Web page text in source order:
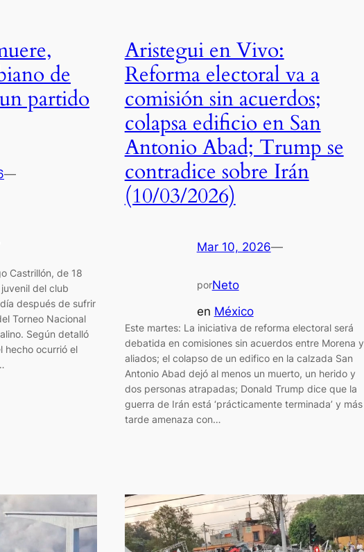
de
partido
—
Castrillón, de 18
del club
después de sufrir
Torneo Nacional
Según detalló
hecho ocurrió el
Aristegui en Vivo:
Reforma electoral va a
comisión sin acuerdos;
colapsa edificio en San
Antonio Abad; Trump se
contradice sobre Irán
(10/03/2026)
Mar 10, 2026—
porNeto
en México
Este martes: La iniciativa de reforma electoral será
debatida en comisiones sin acuerdos entre Morena y
aliados; el colapso de un edifico en la calzada San
Antonio Abad dejó al menos un muerto, un herido y
dos personas atrapadas; Donald Trump dice que la
guerra de Irán está ‘prácticamente terminada’ y más
tarde amenaza con…